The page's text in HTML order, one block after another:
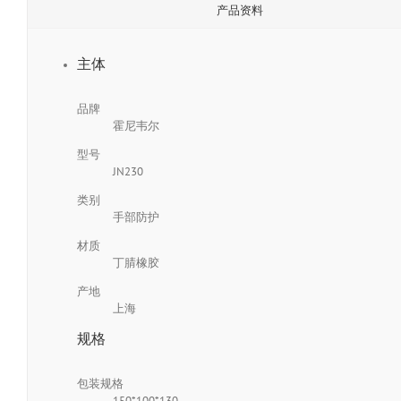
产品资料
主体
品牌
霍尼韦尔
型号
JN230
类别
手部防护
材质
丁腈橡胶
产地
上海
规格
包装规格